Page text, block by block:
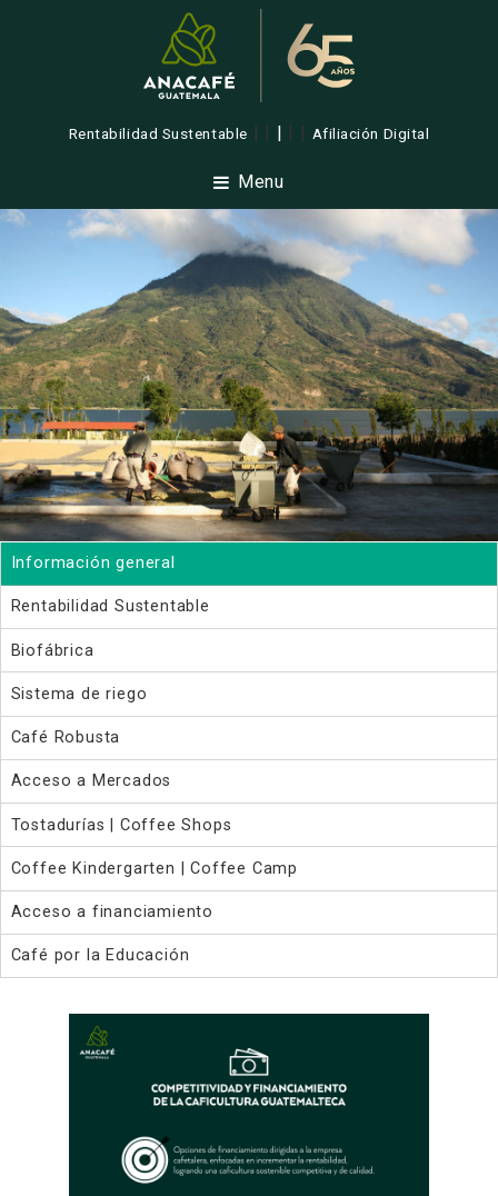
Rentabilidad Sustentable | | | | | Afiliación Digital
Menu
Información general
Rentabilidad Sustentable
Biofábrica
Sistema de riego
Café Robusta
Acceso a Mercados
Tostadurías | Coffee Shops
Coffee Kindergarten | Coffee Camp
Acceso a financiamiento
Café por la Educación